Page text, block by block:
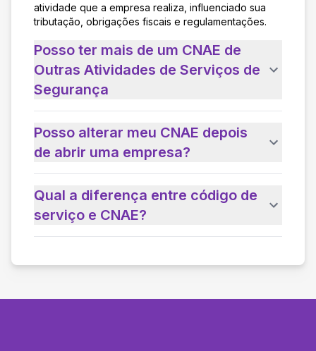
atividade que a empresa realiza, influenciado sua
tributação, obrigações fiscais e regulamentações.
Posso ter mais de um CNAE de
Outras Atividades de Serviços de
Segurança
Posso alterar meu CNAE depois
de abrir uma empresa?
Qual a diferença entre código de
serviço e CNAE?